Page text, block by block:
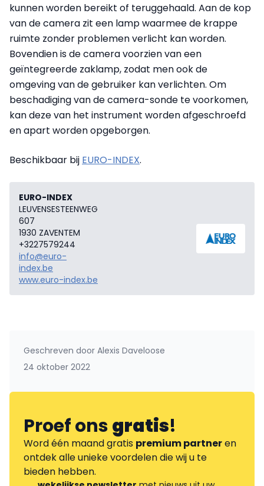
kunnen worden bereikt of teruggehaald. Aan de kop
van de camera zit een lamp waarmee de krappe
ruimte zonder problemen verlicht kan worden.
Bovendien is de camera voorzien van een
geïntegreerde zaklamp, zodat men ook de
omgeving van de gebruiker kan verlichten. Om
beschadiging van de camera-sonde te voorkomen,
kan deze van het instrument worden afgeschroefd
en apart worden opgeborgen.
Beschikbaar bij EURO-INDEX.
EURO-INDEX
LEUVENSESTEENWEG
607
1930 ZAVENTEM
+3227579244
info@euro-
index.be
www.euro-index.be
Geschreven door Alexis Daveloose
24 oktober 2022
Proef onsgratis!
Word één maand gratis premium partneren
ontdek alle unieke voordelen die wij u te
bieden hebben.